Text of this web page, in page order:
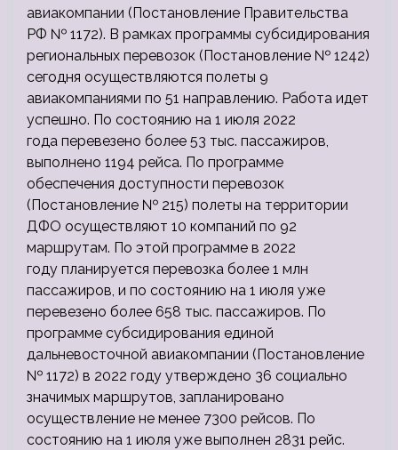
авиакомпании (Постановление Правительства
РФ № 1172). В рамках программы субсидирования
региональных перевозок (Постановление № 1242)
сегодня осуществляются полеты 9
авиакомпаниями по 51 направлению. Работа идет
успешно. По состоянию на 1 июля 2022
года перевезено более 53 тыс. пассажиров,
выполнено 1194 рейса. По программе
обеспечения доступности перевозок
(Постановление № 215) полеты на территории
ДФО осуществляют 10 компаний по 92
маршрутам. По этой программе в 2022
году планируется перевозка более 1 млн
пассажиров, и по состоянию на 1 июля уже
перевезено более 658 тыс. пассажиров. По
программе субсидирования единой
дальневосточной авиакомпании (Постановление
№ 1172) в 2022 году утверждено 36 социально
значимых маршрутов, запланировано
осуществление не менее 7300 рейсов. По
состоянию на 1 июля уже выполнен 2831 рейс.